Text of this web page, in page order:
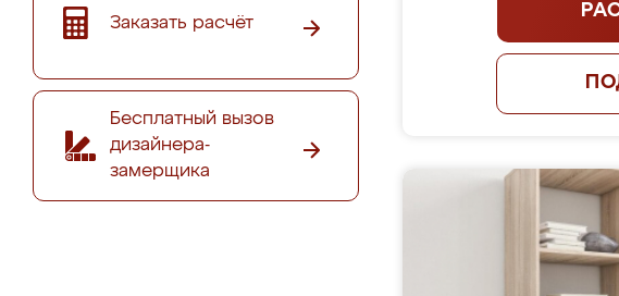
Заказать расчёт
Бесплатный вызов
дизайнера-
замерщика